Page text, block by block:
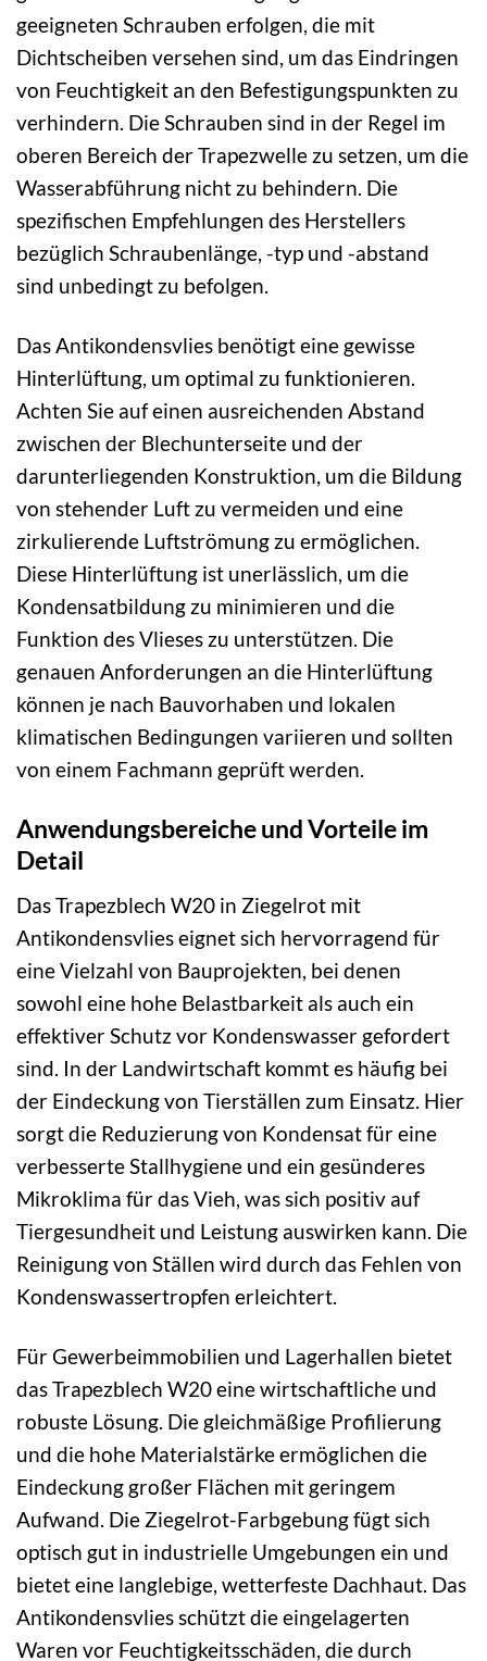
geeigneten Schrauben erfolgen, die mit
Dichtscheiben versehen sind, um das Eindringen
von Feuchtigkeit an den Befestigungspunkten zu
verhindern. Die Schrauben sind in der Regel im
oberen Bereich der Trapezwelle zu setzen, um die
Wasserabführung nicht zu behindern. Die
spezifischen Empfehlungen des Herstellers
bezüglich Schraubenlänge, -typ und -abstand
sind unbedingt zu befolgen.
Das Antikondensvlies benötigt eine gewisse
Hinterlüftung, um optimal zu funktionieren.
Achten Sie auf einen ausreichenden Abstand
zwischen der Blechunterseite und der
darunterliegenden Konstruktion, um die Bildung
von stehender Luft zu vermeiden und eine
zirkulierende Luftströmung zu ermöglichen.
Diese Hinterlüftung ist unerlässlich, um die
Kondensatbildung zu minimieren und die
Funktion des Vlieses zu unterstützen. Die
genauen Anforderungen an die Hinterlüftung
können je nach Bauvorhaben und lokalen
klimatischen Bedingungen variieren und sollten
von einem Fachmann geprüft werden.
Anwendungsbereiche und Vorteile im
Detail
Das Trapezblech W20 in Ziegelrot mit
Antikondensvlies eignet sich hervorragend für
eine Vielzahl von Bauprojekten, bei denen
sowohl eine hohe Belastbarkeit als auch ein
effektiver Schutz vor Kondenswasser gefordert
sind. In der Landwirtschaft kommt es häufig bei
der Eindeckung von Tierställen zum Einsatz. Hier
sorgt die Reduzierung von Kondensat für eine
verbesserte Stallhygiene und ein gesünderes
Mikroklima für das Vieh, was sich positiv auf
Tiergesundheit und Leistung auswirken kann. Die
Reinigung von Ställen wird durch das Fehlen von
Kondenswassertropfen erleichtert.
Für Gewerbeimmobilien und Lagerhallen bietet
das Trapezblech W20 eine wirtschaftliche und
robuste Lösung. Die gleichmäßige Profilierung
und die hohe Materialstärke ermöglichen die
Eindeckung großer Flächen mit geringem
Aufwand. Die Ziegelrot-Farbgebung fügt sich
optisch gut in industrielle Umgebungen ein und
bietet eine langlebige, wetterfeste Dachhaut. Das
Antikondensvlies schützt die eingelagerten
Waren vor Feuchtigkeitsschäden, die durch